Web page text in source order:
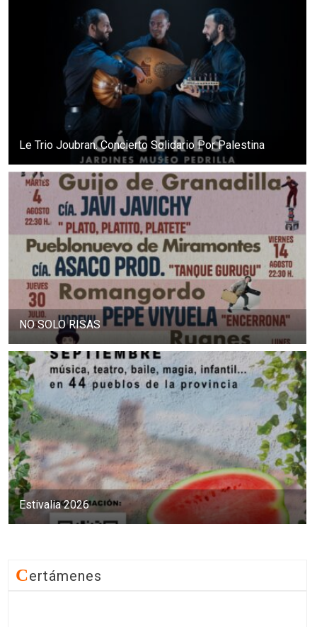
Le Trio Joubran. Concierto Solidario Por Palestina
NO SOLO RISAS
Estivalia 2026
CErtámenes